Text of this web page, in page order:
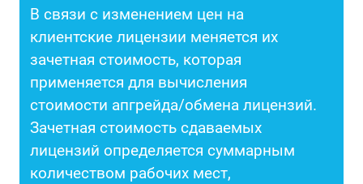
В связи с изменением цен на
клиентские лицензии меняется их
зачетная стоимость, которая
применяется для вычисления
стоимости апгрейда/обмена лицензий.
Зачетная стоимость сдаваемых
лицензий определяется суммарным
количеством рабочих мест,